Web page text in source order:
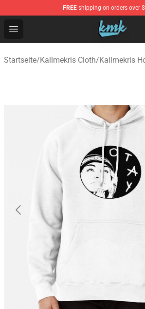
FREE shipping on orders over
Open menu
KallMeKris Store - Official
Startseite/Kallmekris Cloth/Kallmekris